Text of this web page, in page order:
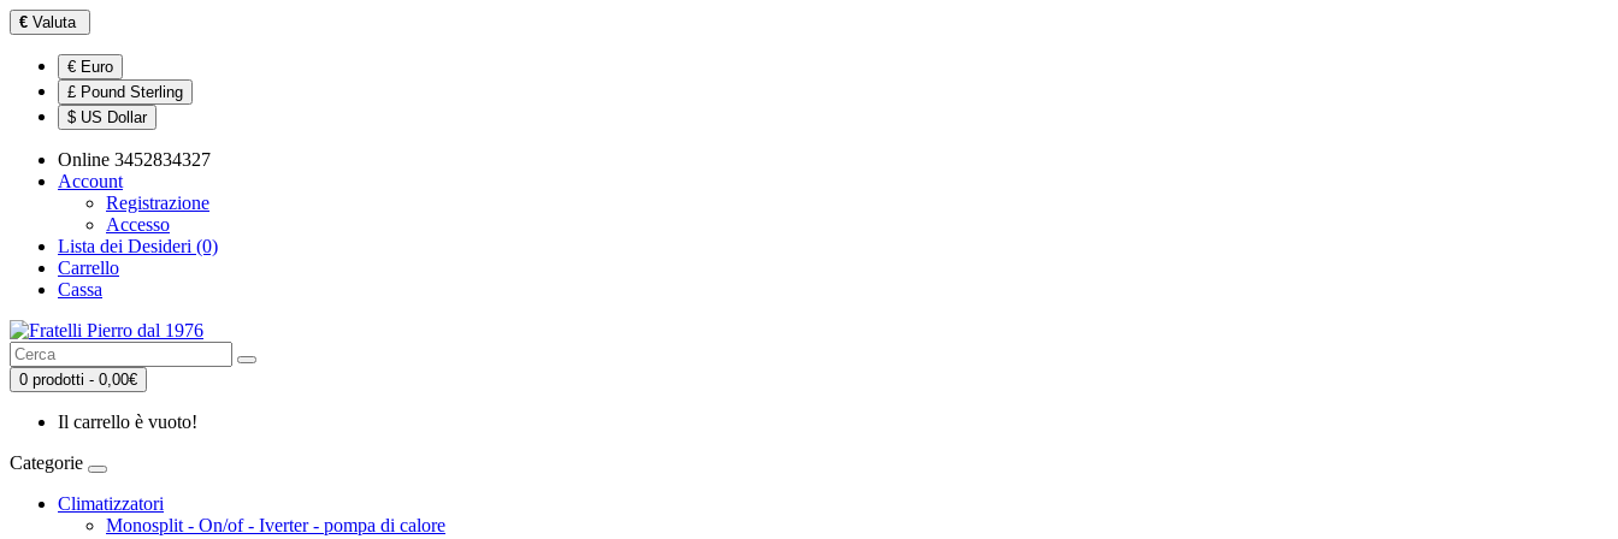
€ Valuta
€ Euro
£ Pound Sterling
$ US Dollar
Online 3452834327
Account
Registrazione
Accesso
Lista dei Desideri (0)
Carrello
Cassa
0 prodotti - 0,00€
Il carrello è vuoto!
Categorie
Climatizzatori
Monosplit - On/of - Iverter - pompa di calore